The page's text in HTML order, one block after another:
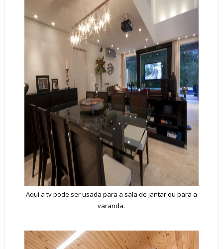
Aqui a tv pode ser usada para a sala de jantar ou para a
varanda.